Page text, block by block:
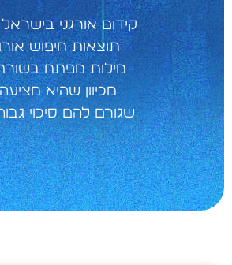
קידום אורגני
תוצאות חיפוש
מילות מפתח
מכיוון שהיא
שגורם להם סיכוי